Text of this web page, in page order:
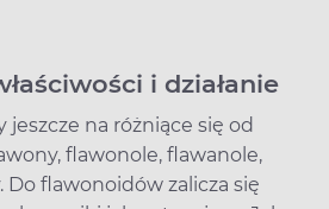
i działanie
na różniące się od
flawonole, flawanole,
flawonoidów zalicza się